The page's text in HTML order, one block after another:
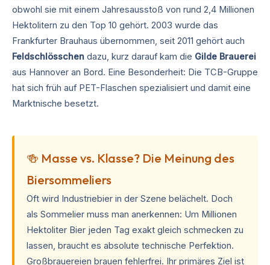
obwohl sie mit einem Jahresausstoß von rund 2,4 Millionen
Hektolitern zu den Top 10 gehört. 2003 wurde das
Frankfurter Brauhaus übernommen, seit 2011 gehört auch
Feldschlösschen dazu, kurz darauf kam die Gilde Brauerei
aus Hannover an Bord. Eine Besonderheit: Die TCB-Gruppe
hat sich früh auf PET-Flaschen spezialisiert und damit eine
Marktnische besetzt.
🍻 Masse vs. Klasse? Die Meinung des
Biersommeliers
Oft wird Industriebier in der Szene belächelt. Doch
als Sommelier muss man anerkennen: Um Millionen
Hektoliter Bier jeden Tag exakt gleich schmecken zu
lassen, braucht es absolute technische Perfektion.
Großbrauereien brauen fehlerfrei. Ihr primäres Ziel ist